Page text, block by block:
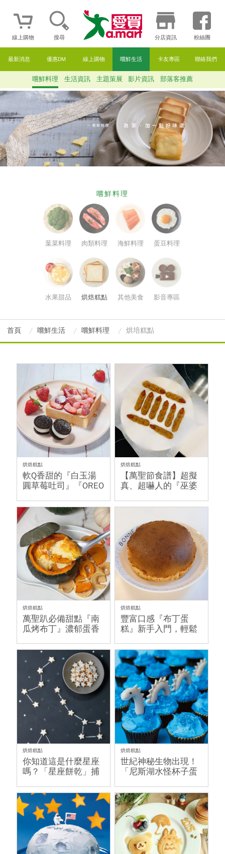
線上購物 搜尋 分店資訊 粉絲團
最新消息 優惠DM 線上購物 嚐鮮生活 卡友專區 聯絡我們
嚐鮮料理 生活資訊 主題策展 影片資訊 部落客推薦
嚐鮮料理
葉菜料理 肉類料理 海鮮料理 蛋豆料理
水果甜品 烘焙糕點 其他美食 影音專區
首頁 嚐鮮生活 嚐鮮料理 烘培糕點
烘焙糕點
軟Q香甜的『白玉湯
圓草莓吐司』『OREO
烘焙糕點
【萬聖節食譜】超擬
真、超嚇人的『巫婆
脆好好吃
烘焙糕點
萬聖趴必備甜點『南
瓜烤布丁』濃郁蛋香
烘焙糕點
豐富口感『布丁蛋
糕』新手入門，輕鬆
烘焙糕點
你知道這是什麼星座
嗎？「星座餅乾」捕
烘焙糕點
世紀神秘生物出現！
「尼斯湖水怪杯子蛋